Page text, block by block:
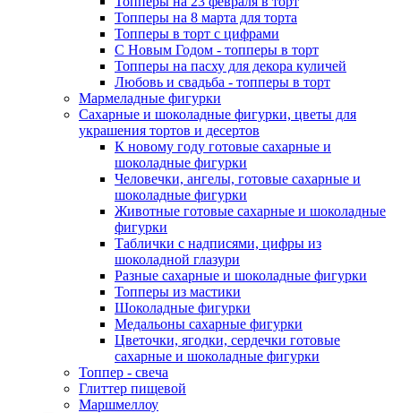
Топперы на 8 марта для торта
Топперы в торт с цифрами
С Новым Годом - топперы в торт
Топперы на пасху для декора куличей
Любовь и свадьба - топперы в торт
Мармеладные фигурки
Сахарные и шоколадные фигурки, цветы для
украшения тортов и десертов
К новому году готовые сахарные и
шоколадные фигурки
Человечки, ангелы, готовые сахарные и
шоколадные фигурки
Животные готовые сахарные и шоколадные
фигурки
Таблички с надписями, цифры из
шоколадной глазури
Разные сахарные и шоколадные фигурки
Топперы из мастики
Шоколадные фигурки
Медальоны сахарные фигурки
Цветочки, ягодки, сердечки готовые
сахарные и шоколадные фигурки
Топпер - свеча
Глиттер пищевой
Маршмеллоу